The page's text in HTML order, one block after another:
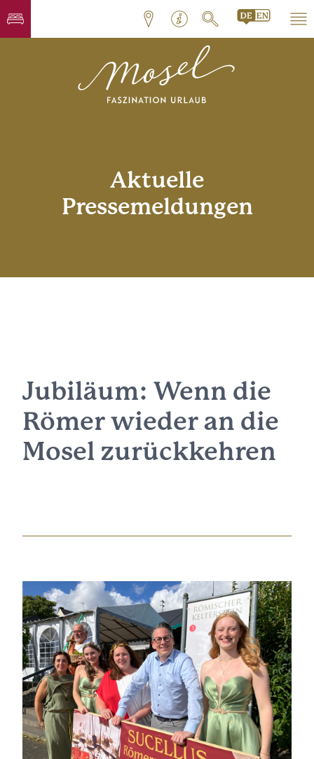
Aktuelle
Pressemeldungen
Jubiläum: Wenn die
Römer wieder an die
Mosel zurückkehren